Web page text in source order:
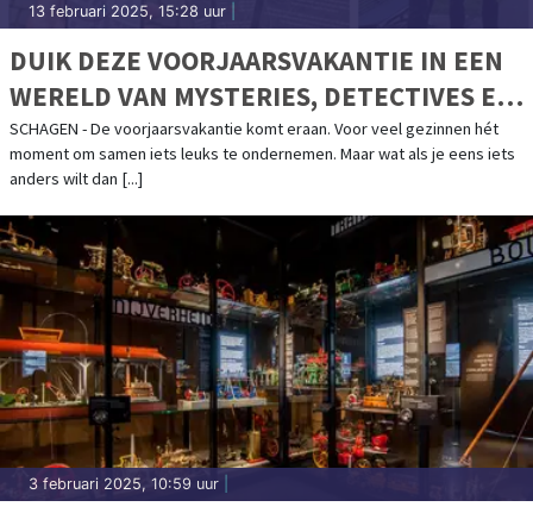
13 februari 2025, 15:28 uur
DUIK DEZE VOORJAARSVAKANTIE IN EEN
WERELD VAN MYSTERIES, DETECTIVES EN
HUNTERS!
SCHAGEN - De voorjaarsvakantie komt eraan. Voor veel gezinnen hét
moment om samen iets leuks te ondernemen. Maar wat als je eens iets
anders wilt dan [...]
3 februari 2025, 10:59 uur